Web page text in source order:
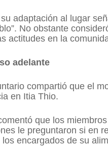
adaptación al lugar
No obstante
actitudes en la
adelante
compartió que el
en Itia Thio.
que los
le preguntaron si en
los encargados de su